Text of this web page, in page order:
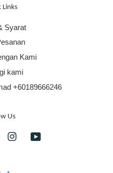
Links
Syarat
Kami
kami
+60189666246
Us
Instagram